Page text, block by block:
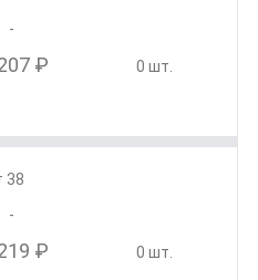
-
₽ 0 шт.
38
-
₽ 0 шт.